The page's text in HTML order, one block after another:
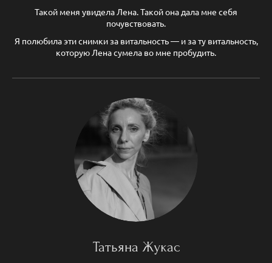
Такой меня увидела Лена. Такой она дала мне себя
почувствовать.
Я полюбила эти снимки за витальность — и за ту витальность,
которую Лена сумела во мне пробудить.
Татьяна Жукас